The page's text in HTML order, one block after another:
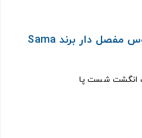
اسپلینت هالوکس والگوس مفصل دار برند Sama
انگشت شست پا